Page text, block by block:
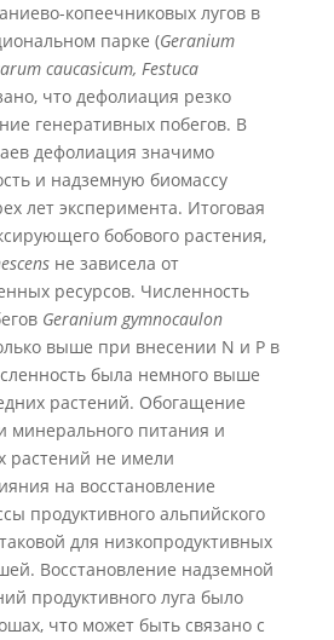
копеечниковых лугов в
парке (Geranium
caucasicum, Festuca
что дефолиация резко
генеративных побегов. В
дефолиация значимо
и надземную биомассу
лет эксперимента. Итоговая
бобового растения,
не зависела от
ресурсов. Численность
Geranium gymnocaulon
выше при внесении N и P в
была немного выше
растений. Обогащение
минерального питания и
растений не имели
на восстановление
продуктивного альпийского
для низкопродуктивных
Восстановление надземной
продуктивного луга было
что может быть связано с